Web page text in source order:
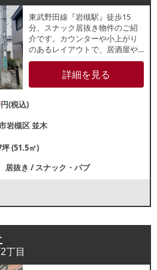
東武野田線『岩槻駅』徒歩15
分、スナック居抜き物件のご紹
介です。カウンターや小上がり
のあるレイアウトで、居酒屋や
小料理屋にもおすすめ！造作代
無償のため、類似業態ご希望の
方はスピーディーな開業が可能
詳細を見る
円(税込)
岩槻区並木
(51.5㎡)
居抜き /スナック・パブ
丁目